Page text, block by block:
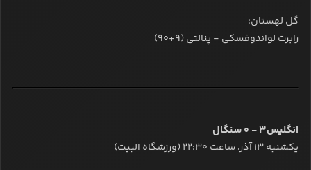
گل لهستان:
رابرت لواندوفسکی - پنالتی (۹+۹۰)
انگلیس۳ - ۰ سنگال
یکشنبه ۱۳ آذر، ساعت ۲۲:۳۰ (ورزشگاه البیت)